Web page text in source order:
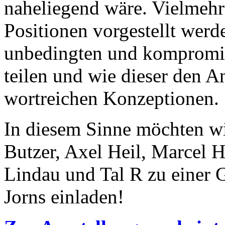
naheliegend wäre.
Positionen vorgestellt
unbedingten und
teilen und wie dieser den
wortreichen Konzeptionen.
In diesem Sinne möchten
Butzer, Axel Heil, Marcel
Lindau und Tal R zu einer
Jorns einladen!